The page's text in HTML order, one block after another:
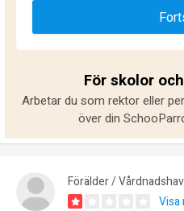
För skolor
Arbetar du som rektor eller
över din
Förälder /
Visa